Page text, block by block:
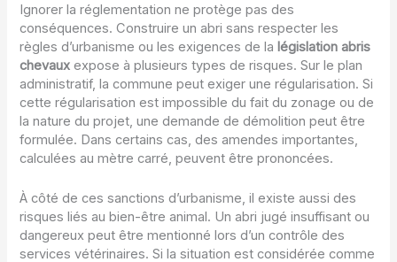
Ignorer la réglementation ne protège pas des
conséquences. Construire un abri sans respecter les
règles d’urbanisme ou les exigences de la législation abris
chevaux expose à plusieurs types de risques. Sur le plan
administratif, la commune peut exiger une régularisation. Si
cette régularisation est impossible du fait du zonage ou de
la nature du projet, une demande de démolition peut être
formulée. Dans certains cas, des amendes importantes,
calculées au mètre carré, peuvent être prononcées.
À côté de ces sanctions d’urbanisme, il existe aussi des
risques liés au bien-être animal. Un abri jugé insuffisant ou
dangereux peut être mentionné lors d’un contrôle des
services vétérinaires. Si la situation est considérée comme